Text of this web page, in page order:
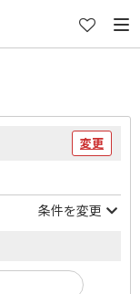
変更
条件を変更